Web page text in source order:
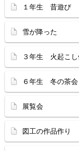
１年生 昔遊び
雪が降った
３年生 火起こし
６年生 冬の茶会
展覧会
図工の作品作り